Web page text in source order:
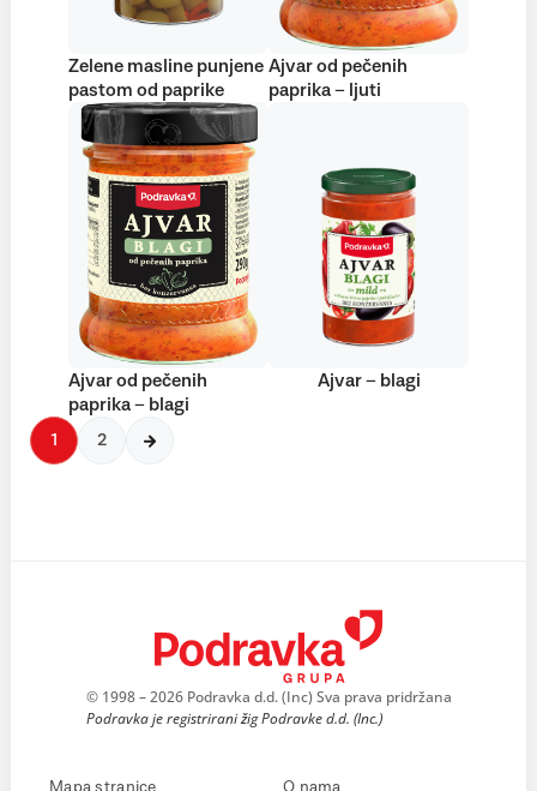
Zelene masline punjene
pastom od paprike
Ajvar od pečenih
paprika – ljuti
Ajvar od pečenih
paprika – blagi
Ajvar – blagi
1 2
© 1998 – 2026 Podravka d.d. (Inc) Sva prava pridržana
Podravka je registrirani žig Podravke d.d. (Inc.)
Mapa stranice O nama